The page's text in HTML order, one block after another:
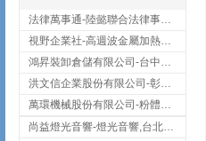
法律萬事通-陸懿聯合法律事務所
視野企業社-高週波金屬加熱設備,彰化高週波金屬加熱設備
鴻昇裝卸倉儲有限公司-台中貨櫃裝卸
洪文信企業股份有限公司-彰化鋅合金鑄造,彰化五金加工,彰化五金配件
萬環機械股份有限公司-粉體塗裝設備,輸送機,輸送機設備,台南輸送機
尚益燈光音響-燈光音響,台北燈光音響,台北燈光音響出租